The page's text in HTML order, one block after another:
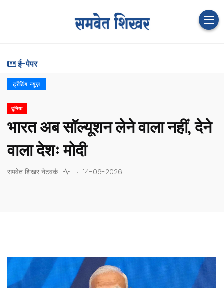
ई-पेपर
ट्रेंडिंग न्यूज़
दुनिया
भारत अब सॉल्यूशन लेने वाला नहीं, देने
वाला देशः मोदी
समवेत शिखर नेटवर्क . 14-06-2026